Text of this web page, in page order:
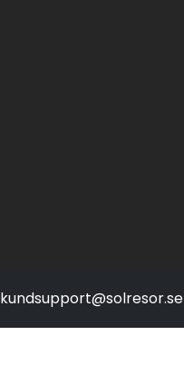
kundsupport@solresor.se